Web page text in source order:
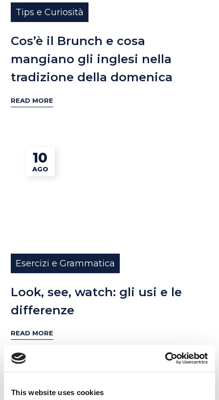
This website uses cookies
Tips e Curiosità
Cos’è il Brunch e cosa
mangiano gli inglesi nella
tradizione della domenica
READ MORE
10
AGO
Esercizi e Grammatica
Look, see, watch: gli usi e le
differenze
READ MORE
17